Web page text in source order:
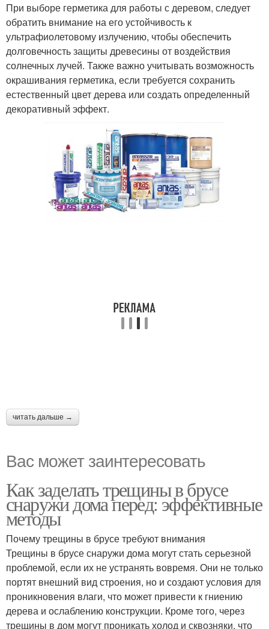
При выборе герметика для работы с деревом, следует
обратить внимание на его устойчивость к
ультрафиолетовому излучению, чтобы обеспечить
долговечность защиты древесины от воздействия
солнечных лучей. Также важно учитывать возможность
окрашивания герметика, если требуется сохранить
естественный цвет дерева или создать определенный
декоративный эффект.
читать дальше →
Вас может заинтересовать
Как заделать трещины в брусе
снаружи дома перед: эффективные
методы
Почему трещины в брусе требуют внимания
Трещины в брусе снаружи дома могут стать серьезной
проблемой, если их не устранять вовремя. Они не только
портят внешний вид строения, но и создают условия для
проникновения влаги, что может привести к гниению
дерева и ослаблению конструкции. Кроме того, через
трещины в дом могут проникать холод и сквозняки, что